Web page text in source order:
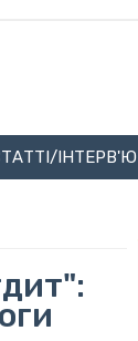
ІНТЕРВ'Ю